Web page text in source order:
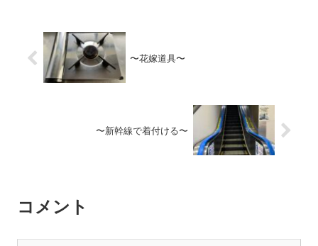
〜花嫁道具〜
〜新幹線で着付ける〜
コメント